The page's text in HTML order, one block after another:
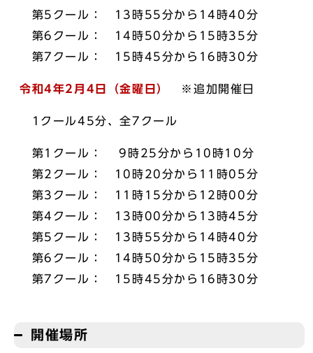
第5クール： 13時55分から14時40分
第6クール： 14時50分から15時35分
第7クール： 15時45分から16時30分
令和4年2月4日（金曜日） ※追加開催日
1クール45分、全7クール
第1クール： 9時25分から10時10分
第2クール： 10時20分から11時05分
第3クール： 11時15分から12時00分
第4クール： 13時00分から13時45分
第5クール： 13時55分から14時40分
第6クール： 14時50分から15時35分
第7クール： 15時45分から16時30分
開催場所